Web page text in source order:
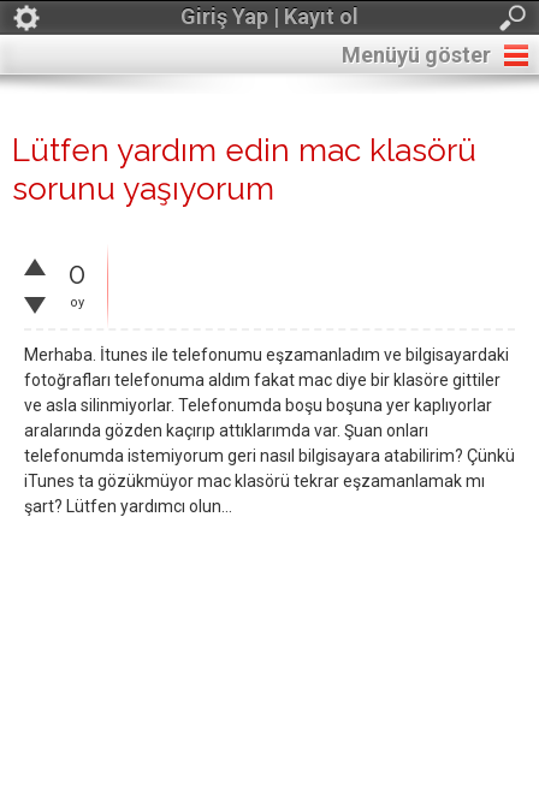
Giriş Yap | Kayıt ol
Menüyü göster
Lütfen yardım edin mac klasörü
sorunu yaşıyorum
0
oy
Merhaba. İtunes ile telefonumu eşzamanladım ve bilgisayardaki
fotoğrafları telefonuma aldım fakat mac diye bir klasöre gittiler
ve asla silinmiyorlar. Telefonumda boşu boşuna yer kaplıyorlar
aralarında gözden kaçırıp attıklarımda var. Şuan onları
telefonumda istemiyorum geri nasıl bilgisayara atabilirim? Çünkü
iTunes ta gözükmüyor mac klasörü tekrar eşzamanlamak mı
şart? Lütfen yardımcı olun...